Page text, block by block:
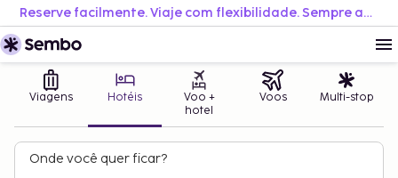
Reserve facilmente. Viaje com flexibilidade. Sempre ao melhor preço.
Viagens Hotéis
Voo +
hotel
Voos Multi-stop
Onde você quer ficar?